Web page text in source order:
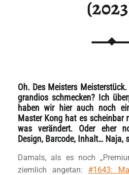
Oh. Des Meisters
grandios schmecken? Ich
haben wir hier auch noch
Master Kong hat es scheinbar
was verändert. Oder eher
Design, Barcode, Inhalt… Naja,
Damals, als es noch
ziemlich angetan: #1643: